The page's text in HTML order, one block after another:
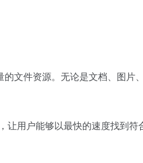
文件资源。无论是文档、图片
用户能够以最快的速度找到符